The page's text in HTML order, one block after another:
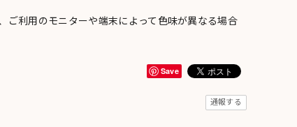
ご利用のモニターや端末によって色味が異なる場合
Save
通報する